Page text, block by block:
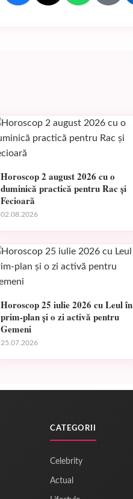
Horoscop 2 august 2026 cu o
duminică practică pentru Rac și
Fecioară
02.08.2026
Horoscop 25 iulie 2026 cu Leul în
prim-plan și o zi activă pentru
Gemeni
25.07.2026
CATEGORII
Celebrity
Actual